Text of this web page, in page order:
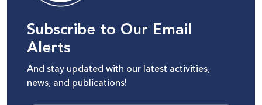
Subscribe to Our Email
Alerts
And stay updated with our latest activities,
news, and publications!